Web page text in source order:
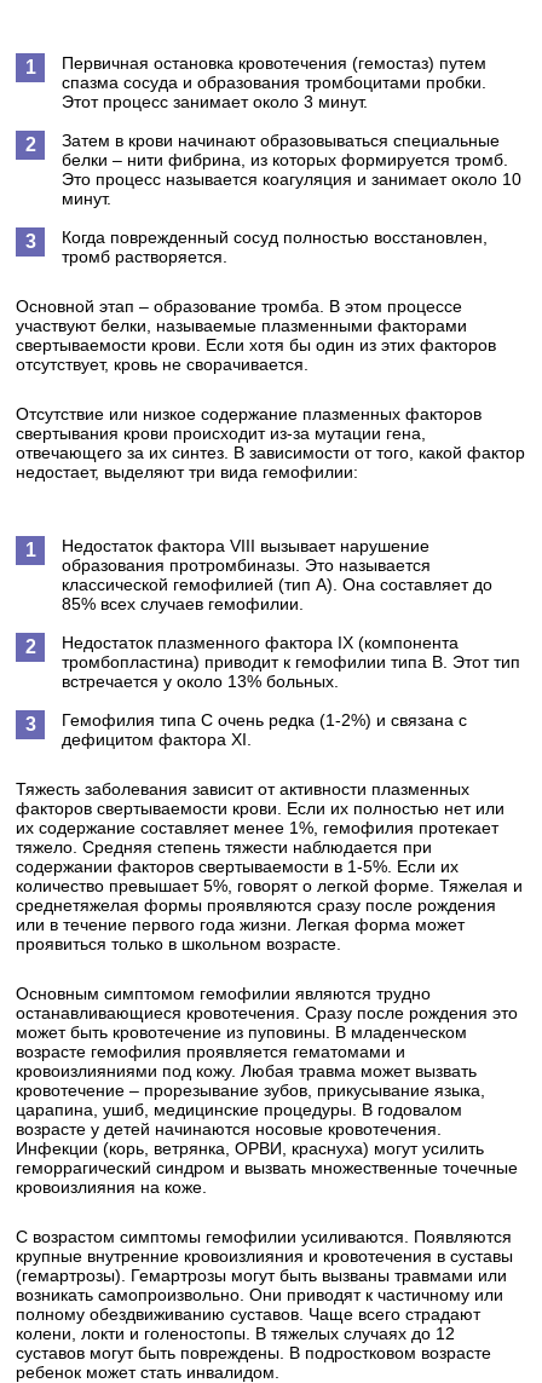
Первичная остановка кровотечения (гемостаз) путем
спазма сосуда и образования тромбоцитами пробки.
Этот процесс занимает около 3 минут.
Затем в крови начинают образовываться специальные
белки – нити фибрина, из которых формируется тромб.
Это процесс называется коагуляция и занимает около 10
минут.
Когда поврежденный сосуд полностью восстановлен,
тромб растворяется.
Основной этап – образование тромба. В этом процессе
участвуют белки, называемые плазменными факторами
свертываемости крови. Если хотя бы один из этих факторов
отсутствует, кровь не сворачивается.
Отсутствие или низкое содержание плазменных факторов
свертывания крови происходит из-за мутации гена,
отвечающего за их синтез. В зависимости от того, какой фактор
недостает, выделяют три вида гемофилии:
Недостаток фактора VIII вызывает нарушение
образования протромбиназы. Это называется
классической гемофилией (тип А). Она составляет до
85% всех случаев гемофилии.
Недостаток плазменного фактора IX (компонента
тромбопластина) приводит к гемофилии типа В. Этот тип
встречается у около 13% больных.
Гемофилия типа С очень редка (1-2%) и связана с
дефицитом фактора XI.
Тяжесть заболевания зависит от активности плазменных
факторов свертываемости крови. Если их полностью нет или
их содержание составляет менее 1%, гемофилия протекает
тяжело. Средняя степень тяжести наблюдается при
содержании факторов свертываемости в 1-5%. Если их
количество превышает 5%, говорят о легкой форме. Тяжелая и
среднетяжелая формы проявляются сразу после рождения
или в течение первого года жизни. Легкая форма может
проявиться только в школьном возрасте.
Основным симптомом гемофилии являются трудно
останавливающиеся кровотечения. Сразу после рождения это
может быть кровотечение из пуповины. В младенческом
возрасте гемофилия проявляется гематомами и
кровоизлияниями под кожу. Любая травма может вызвать
кровотечение – прорезывание зубов, прикусывание языка,
царапина, ушиб, медицинские процедуры. В годовалом
возрасте у детей начинаются носовые кровотечения.
Инфекции (корь, ветрянка, ОРВИ, краснуха) могут усилить
геморрагический синдром и вызвать множественные точечные
кровоизлияния на коже.
С возрастом симптомы гемофилии усиливаются. Появляются
крупные внутренние кровоизлияния и кровотечения в суставы
(гемартрозы). Гемартрозы могут быть вызваны травмами или
возникать самопроизвольно. Они приводят к частичному или
полному обездвиживанию суставов. Чаще всего страдают
колени, локти и голеностопы. В тяжелых случаях до 12
суставов могут быть повреждены. В подростковом возрасте
ребенок может стать инвалидом.